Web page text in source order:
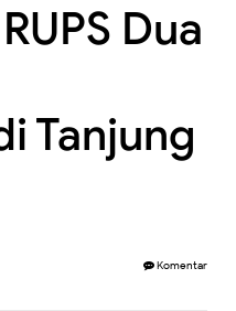
Dua
Tanjung
Komentar